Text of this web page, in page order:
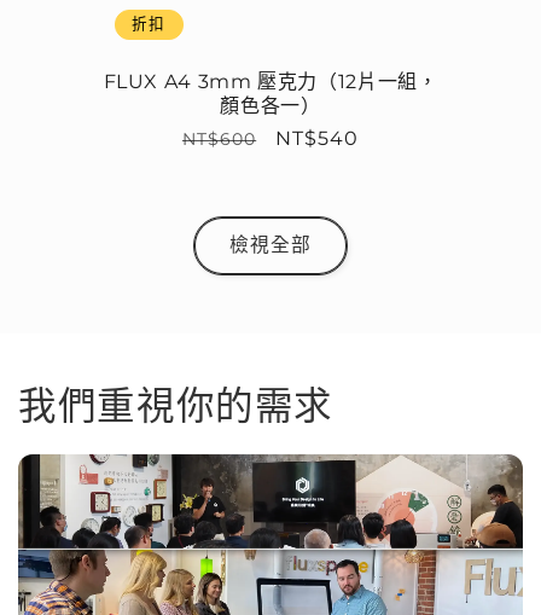
折扣
FLUX A4 3mm 壓克力（12片一組，
顏色各一）
定
NT$600
售
NT$540
檢視全部
我們重視你的需求